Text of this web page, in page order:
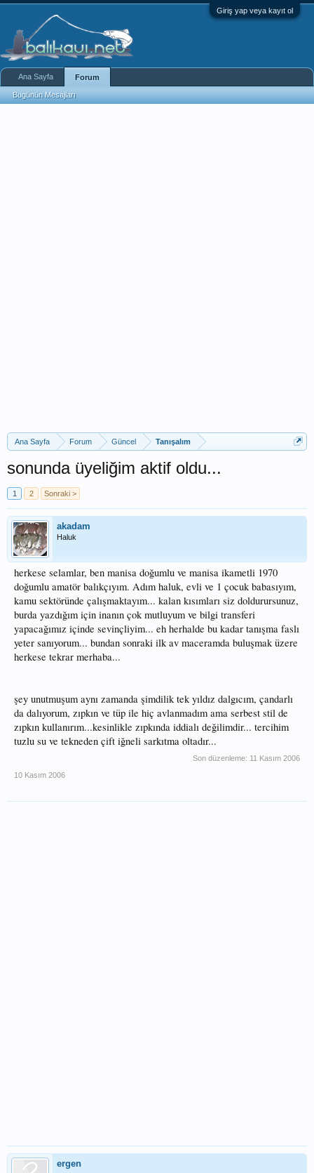
Giriş yap veya kayıt ol
Ana Sayfa Forum Güncel Tanışalım
sonunda üyeliğim aktif oldu...
1 2 Sonraki >
akadam
Haluk
herkese selamlar, ben manisa doğumlu ve manisa ikametli 1970
doğumlu amatör balıkçıyım. Adım haluk, evli ve 1 çocuk babasıyım,
kamu sektöründe çalışmaktayım... kalan kısımları siz doldurursunuz,
burda yazdığım için inanın çok mutluyum ve bilgi transferi
yapacağımız içinde sevinçliyim... eh herhalde bu kadar tanışma faslı
yeter sanıyorum... bundan sonraki ilk av maceramda buluşmak üzere
herkese tekrar merhaba...
şey unutmuşum aynı zamanda şimdilik tek yıldız dalgıcım, çandarlı
da dalıyorum, zıpkın ve tüp ile hiç avlanmadım ama serbest stil de
zıpkın kullanırım...kesinlikle zıpkında iddialı değilimdir... tercihim
tuzlu su ve tekneden çift iğneli sarkıtma oltadır...
Son düzenleme: 11 Kasım 2006
10 Kasım 2006
ergen
Ana Sayfa Forum
Bugünün Mesajları